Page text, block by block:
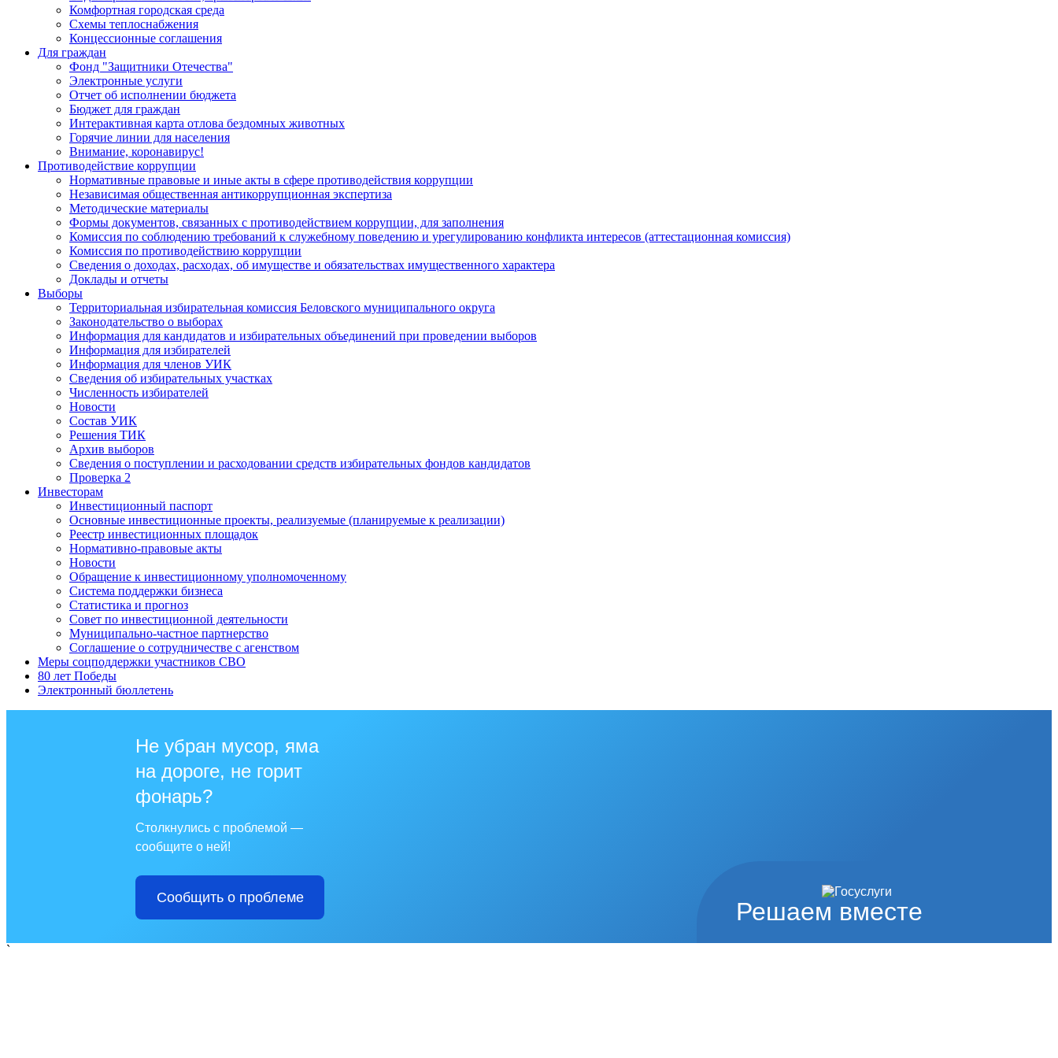
Комфортная городская среда
Схемы теплоснабжения
Концессионные соглашения
Для граждан
Фонд "Защитники Отечества"
Электронные услуги
Отчет об исполнении бюджета
Бюджет для граждан
Интерактивная карта отлова бездомных животных
Горячие линии для населения
Внимание, коронавирус!
Противодействие коррупции
Нормативные правовые и иные акты в сфере противодействия коррупции
Независимая общественная антикоррупционная экспертиза
Методические материалы
Формы документов, связанных с противодействием коррупции, для заполнения
Комиссия по соблюдению требований к служебному поведению и урегулированию конфликта интересов (аттестационная комиссия)
Комиссия по противодействию коррупции
Сведения о доходах, расходах, об имуществе и обязательствах имущественного характера
Доклады и отчеты
Выборы
Территориальная избирательная комиссия Беловского муниципального округа
Законодательство о выборах
Информация для кандидатов и избирательных объединений при проведении выборов
Информация для избирателей
Информация для членов УИК
Сведения об избирательных участках
Численность избирателей
Новости
Состав УИК
Решения ТИК
Архив выборов
Сведения о поступлении и расходовании средств избирательных фондов кандидатов
Проверка 2
Инвесторам
Инвестиционный паспорт
Основные инвестиционные проекты, реализуемые (планируемые к реализации)
Реестр инвестиционных площадок
Нормативно-правовые акты
Новости
Обращение к инвестиционному уполномоченному
Система поддержки бизнеса
Статистика и прогноз
Совет по инвестиционной деятельности
Муниципально-частное партнерство
Соглашение о сотрудничестве с агенством
Меры соцподдержки участников СВО
80 лет Победы
Электронный бюллетень
Решаем вместе
Не убран мусор, яма
на дороге, не горит
фонарь?
Столкнулись с проблемой —
сообщите о ней!
Сообщить о проблеме
`